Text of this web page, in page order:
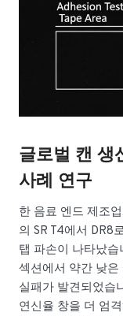
글로벌 캔 생
사례 연구
한 음료 엔드 제조
의 SR T4에서 DR8
탭 파손이 나타났
섹션에서 약간 낮
실패가 발견되었습
연신율 창을 더 엄